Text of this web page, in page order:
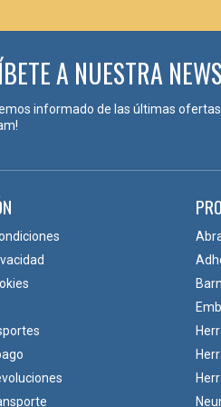
A NUESTRA
informado de las últimas ofertas